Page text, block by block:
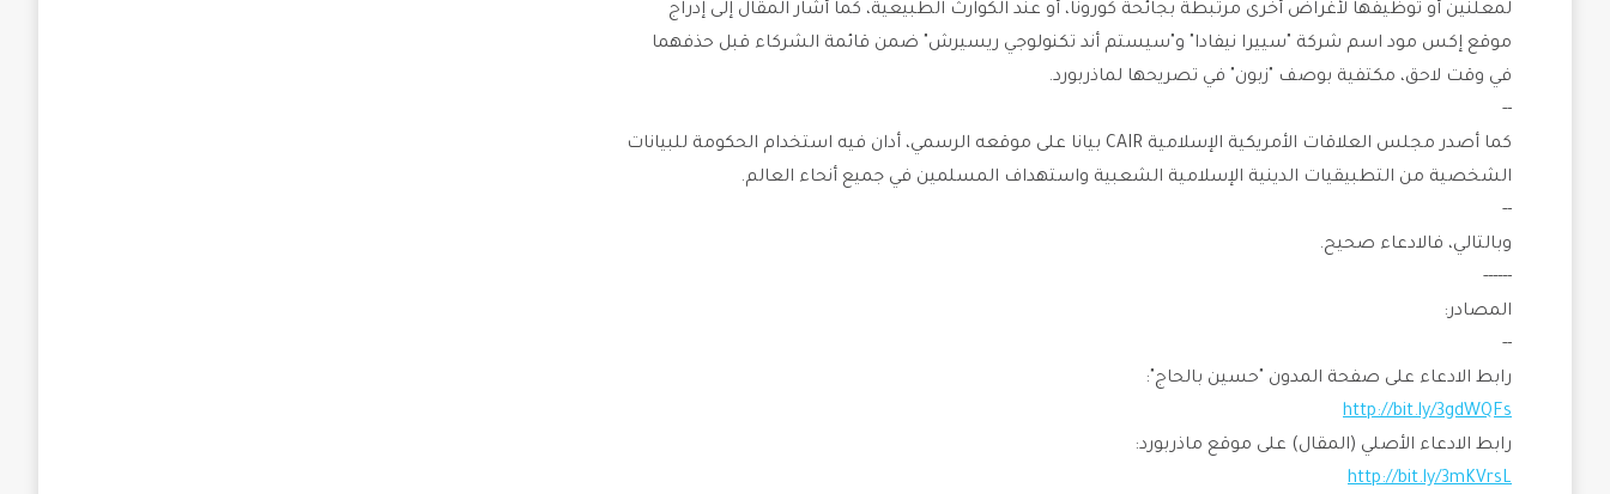
لمعلنين أو توظيفها لأغراض أخرى مرتبطة بجائحة كورونا، أو عند الكوارث الطبيعية، كما أشار المقال إلى إدراج
موقع إكس مود اسم شركة "سييرا نيفادا" و"سيستم أند تكنولوجي ريسيرش" ضمن قائمة الشركاء قبل حذفهما
في وقت لاحق، مكتفية بوصف "زبون" في تصريحها لماذربورد.
--
كما أصدر مجلس العلاقات الأمريكية الإسلامية CAIR بيانا على موقعه الرسمي، أدان فيه استخدام الحكومة للبيانات
الشخصية من التطبيقيات الدينية الإسلامية الشعبية واستهداف المسلمين في جميع أنحاء العالم.
--
وبالتالي، فالادعاء صحيح.
------
المصادر:
--
رابط الادعاء على صفحة المدون "حسين بالحاج":
http://bit.ly/3gdWQFs
رابط الادعاء الأصلي (المقال) على موقع ماذربورد:
http://bit.ly/3mKVrsL